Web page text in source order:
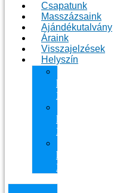
Csapatunk
Masszázsaink
Ajándékutalvány
Áraink
Visszajelzések
Helyszín
kerület
Masszázs
kerület
Masszázs
házhoz
Budapesten